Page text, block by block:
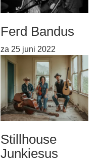
Ferd Bandus
za 25 juni 2022
Stillhouse
Junkiesus